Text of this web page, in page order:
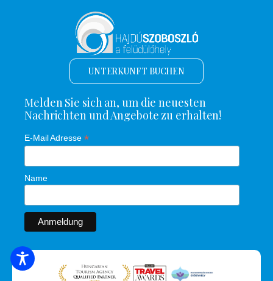
SUCHE NACH UNTERKUNFT
UNTERKUNFT BUCHEN
Melden Sie sich an, um die neuesten
Nachrichten und Angebote zu erhalten!
E-Mail Adresse *
Name